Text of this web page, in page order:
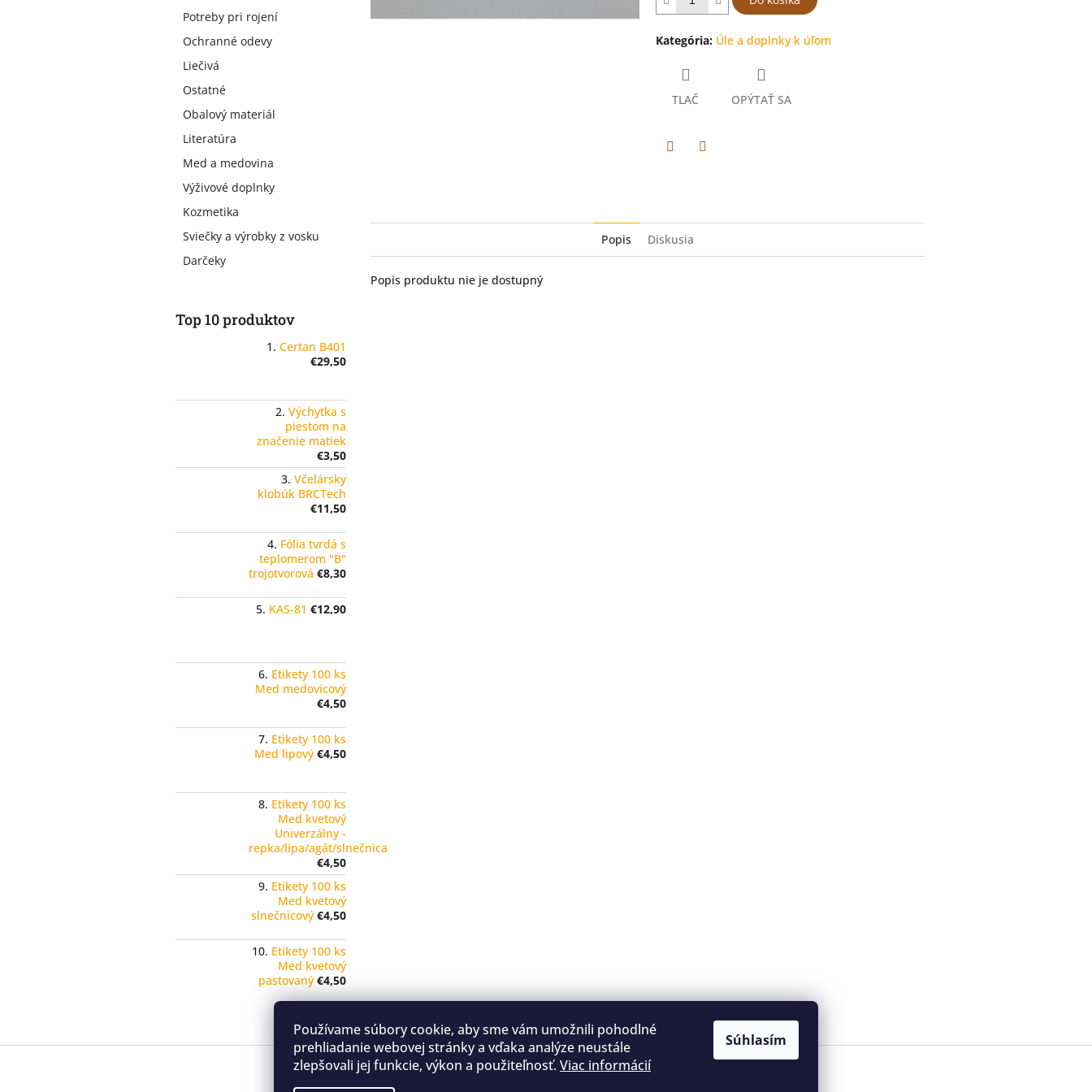
Používame súbory cookie, aby sme vám umožnili pohodlné
prehliadanie webovej stránky a vďaka analýze neustále
zlepšovali jej funkcie, výkon a použiteľnosť. Viac informácií
Súhlasím
Potreby pri rojení
Ochranné odevy
Liečivá
Ostatné
Obalový materiál
Literatúra
Med a medovina
Výživové doplnky
Kozmetika
Sviečky a výrobky z vosku
Darčeky
Top 10 produktov
Certan B401
€29,50
Výchytka s
piestom na
značenie matiek
€3,50
Včelársky
klobúk BRCTech
€11,50
Fólia tvrdá s
teplomerom "B"
trojotvorová €8,30
KAS-81 €12,90
Etikety 100 ks
Med medovicový
€4,50
Etikety 100 ks
Med lipový €4,50
Etikety 100 ks
Med kvetový
Univerzálny -
repka/lipa/agát/slnečnica
€4,50
Etikety 100 ks
Med kvetový
slnečnicový €4,50
Etikety 100 ks
Med kvetový
pastovaný €4,50
Kategória: Úle a doplnky k úľom
TLAČ OPÝTAŤ SA
Popis Diskusia
Popis produktu nie je dostupný
Kontakty Obchodné podmienky Podmienky ochrany osobných údajov